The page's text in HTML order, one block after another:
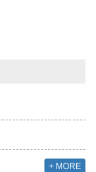
+ MORE